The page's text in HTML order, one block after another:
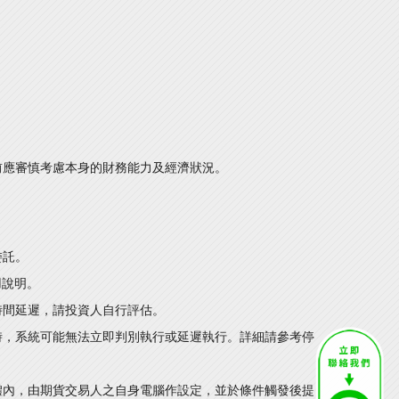
審慎考慮本身的財務能力及經濟狀況。
。
明。
延遲，請投資人自行評估。
系統可能無法立即判別執行或延遲執行。詳細請參考停
，由期貨交易人之自身電腦作設定，並於條件觸發後提